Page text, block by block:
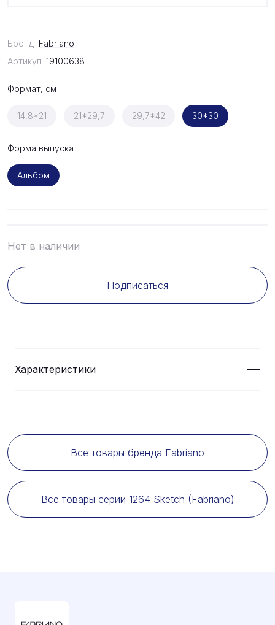
Бренд Fabriano
Артикул 19100638
Формат, см
14,8*21 21*29,7 29,7*42 30*30
Форма выпуска
Альбом
Нет в наличии
Подписаться
Характеристики
Все товары бренда Fabriano
Все товары серии 1264 Sketch (Fabriano)